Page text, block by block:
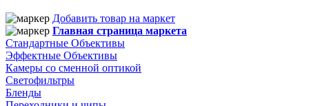
Добавить товар на маркет
Главная страница маркета
Стандартные Объективы
Эффектные Объективы
Камеры со сменной оптикой
Светофильтры
Бленды